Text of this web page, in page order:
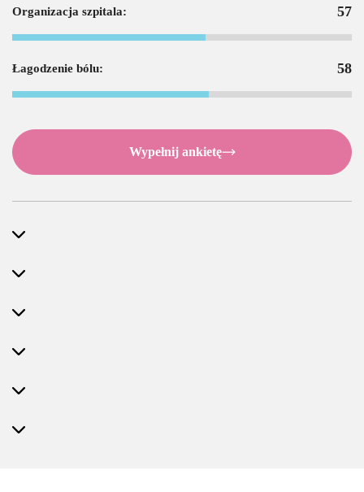
Organizacja szpitala: 57
Łagodzenie bólu: 58
Wypełnij ankietę